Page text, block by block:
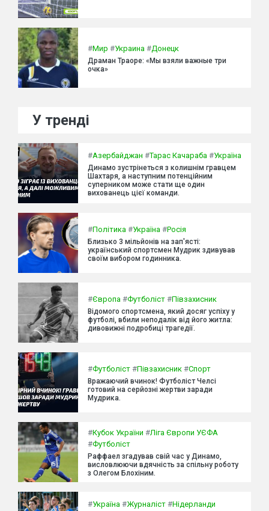
#Мир #Украина #Донецк
Драман Траоре: «Мы взяли важные три
очка»
У тренді
#Азербайджан #Тарас Качараба #Україна
Динамо зустрінеться з колишнім гравцем
Шахтаря, а наступним потенційним
суперником може стати ще один
вихованець цієї команди.
#Політика #Україна #Росія
Близько 3 мільйонів на зап'ясті:
український спортсмен Мудрик здивував
своїм вибором годинника.
#Європа #Футболіст #Півзахисник
Відомого спортсмена, який досяг успіху у
футболі, вбили неподалік від його житла:
дивовижні подробиці трагедії.
#Футболіст #Півзахисник #Спорт
Вражаючий вчинок! Футболіст Челсі
готовий на серйозні жертви заради
Мудрика.
#Кубок України #Ліга Європи УЄФА
#Футболіст
Раффаел згадував свій час у Динамо,
висловлюючи вдячність за спільну роботу
з Олегом Блохіним.
#Україна #Журналіст #Нідерланди